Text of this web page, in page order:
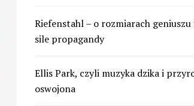
Riefenstahl – o rozmiarach geniuszu
sile propagandy
Ellis Park, czyli muzyka dzika i
oswojona